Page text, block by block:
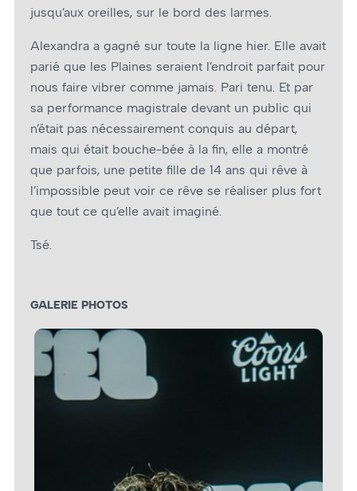
jusqu’aux oreilles, sur le bord des larmes.
Alexandra a gagné sur toute la ligne hier. Elle avait
parié que les Plaines seraient l’endroit parfait pour
nous faire vibrer comme jamais. Pari tenu. Et par
sa performance magistrale devant un public qui
n’était pas nécessairement conquis au départ,
mais qui était bouche-bée à la fin, elle a montré
que parfois, une petite fille de 14 ans qui rêve à
l’impossible peut voir ce rêve se réaliser plus fort
que tout ce qu’elle avait imaginé.
Tsé.
GALERIE PHOTOS